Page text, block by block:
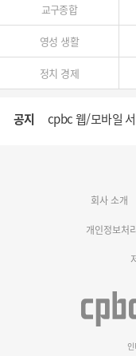
교구종합
영성 생활
정치 경제
공지 cpbc 웹/모바일
명동 미디어큐브
회사 소개
개인정보처